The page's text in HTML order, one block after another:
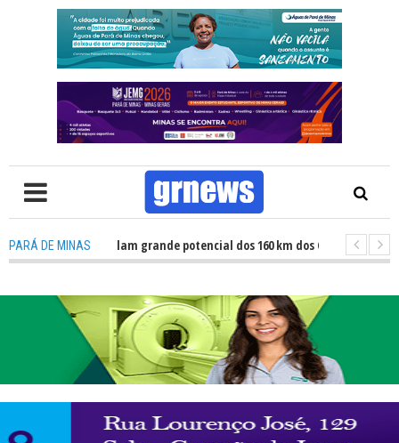
PARÁ DE MINAS
TV: Atletas revelam grande potencial dos 160 km dos Caminhos do